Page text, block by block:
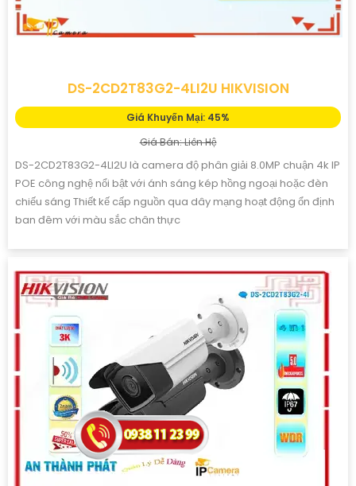
DS-2CD2T83G2-4LI2U HIKVISION
Giá Khuyến Mại: 45%
Giá Bán: Liên Hệ
DS-2CD2T83G2-4LI2U là camera độ phân giải 8.0MP chuận 4k IP
POE công nghệ nổi bật với ánh sáng kép hồng ngoại hoặc đèn
chiếu sáng Thiết kế cấp nguồn qua dây mạng hoạt động ổn định
ban đêm với màu sắc chân thực